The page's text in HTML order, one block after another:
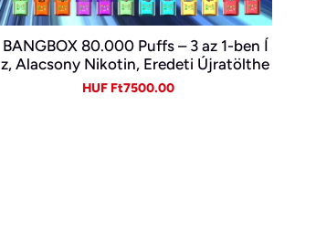
BANGBOX 80.000 Puffs – 3 az 1-ben Í
z, Alacsony Nikotin, Eredeti Újratölthe
tő Eldobható Vape Nagykereskedelem
Sale
HUF Ft7500.00